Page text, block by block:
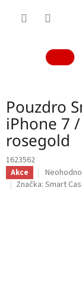
Pouzdro
iPhone 7
rosegold
1623562
Akce
Průměrné
hodnocení
Značka: Smart